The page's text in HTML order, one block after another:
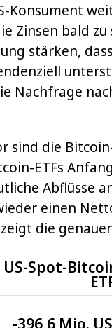
Konsument
Zinsen bald
stärken,
Nachfrage
die
ETFs
Abflüsse
einen
die
Spot-
-396,6 Mio.